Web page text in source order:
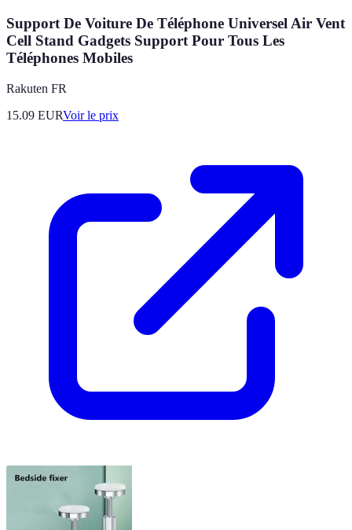
Support De Voiture De Téléphone Universel Air Vent
Cell Stand Gadgets Support Pour Tous Les
Téléphones Mobiles
Rakuten FR
15.09 EURVoir le prix